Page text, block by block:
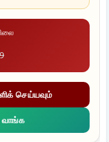
செய்யவும்
வாங்க